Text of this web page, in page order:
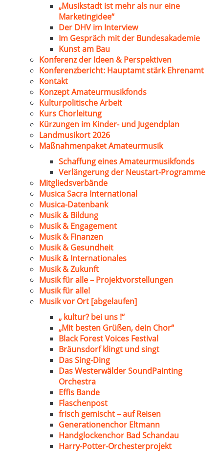
„Musikstadt ist mehr als nur eine
Marketingidee“
Der DHV im Interview
Im Gespräch mit der Bundesakademie
Kunst am Bau
Konferenz der Ideen & Perspektiven
Konferenzbericht: Hauptamt stärk Ehrenamt
Kontakt
Konzept Amateurmusikfonds
Kulturpolitische Arbeit
Kurs Chorleitung
Kürzungen im Kinder- und Jugendplan
Landmusikort 2026
Maßnahmenpaket Amateurmusik
Schaffung eines Amateurmusikfonds
Verlängerung der Neustart-Programme
Mitgliedsverbände
Musica Sacra International
Musica-Datenbank
Musik & Bildung
Musik & Engagement
Musik & Finanzen
Musik & Gesundheit
Musik & Internationales
Musik & Zukunft
Musik für alle – Projektvorstellungen
Musik für alle!
Musik vor Ort [abgelaufen]
„ kultur? bei uns !“
„Mit besten Grüßen, dein Chor“
Black Forest Voices Festival
Bräunsdorf klingt und singt
Das Sing-Ding
Das Westerwälder SoundPainting
Orchestra
Effis Bande
Flaschenpost
frisch gemischt – auf Reisen
Generationenchor Eltmann
Handglockenchor Bad Schandau
Harry-Potter-Orchesterprojekt